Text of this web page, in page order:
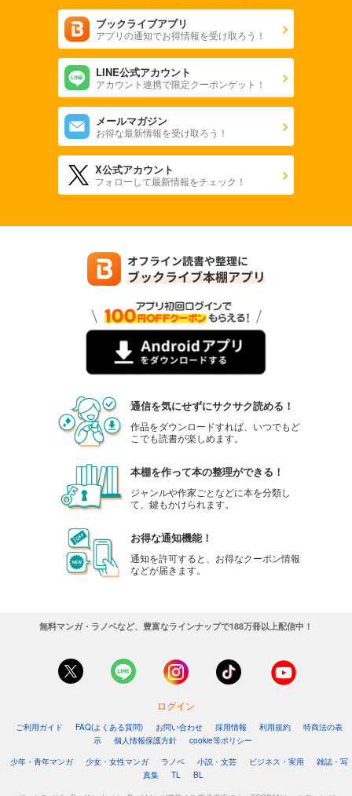
ブックライブアプリ
アプリの通知でお得情報を受け取ろう！
LINE公式アカウント
アカウント連携で限定クーポンゲット！
メールマガジン
お得な最新情報を受け取ろう！
X公式アカウント
フォローして最新情報をチェック！
通信を気にせずにサクサク読める！
作品をダウンロードすれば、いつでもど
こでも読書が楽しめます。
本棚を作って本の整理ができる！
ジャンルや作家ごとなどに本を分類し
て、鍵もかけられます。
お得な通知機能！
通知を許可すると、お得なクーポン情報
などが届きます。
無料マンガ・ラノベなど、豊富なラインナップで188万冊以上配信中！
ログイン
ご利用ガイド FAQ(よくある質問) お問い合わせ 採用情報 利用規約
特商法の表
示
個人情報保護方針
cookie等ポリシー
少年・青年マンガ
少女・女性マンガ ラノベ 小説・文芸 ビジネス・実用
雑誌・写
真集
TL BL